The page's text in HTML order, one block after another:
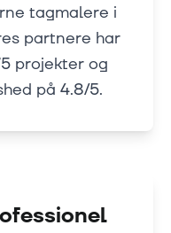
tagmalere i
partnere har
projekter og
på 4.8/5.